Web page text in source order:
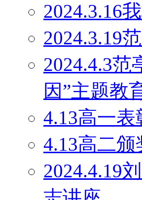
2024.3.16
2024.3.19
2024.4.3
因”主题教
4.13高一表
4.13高二颁
2024.4.19